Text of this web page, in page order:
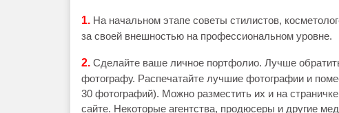
1. На начальном этапе советы стилистов,
за своей внешностью на профессиональном уровне.
2. Сделайте ваше личное портфолио. Лучше
фотографу. Распечатайте лучшие фотографии и
30 фотографий). Можно разместить их и на
сайте. Некоторые агентства, продюсеры и другие